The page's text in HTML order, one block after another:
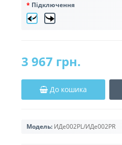
Підключення
3 967 грн.
До кошика
Модель: ИДе002РL/ИДе002РR